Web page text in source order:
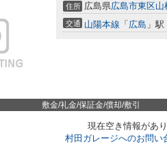
住所 広島県広島市東区山
交通 山陽本線 「 広島 」
敷金/礼金/保証金/償却/敷引
現在空き情報があり
村田ガレージへのお問い